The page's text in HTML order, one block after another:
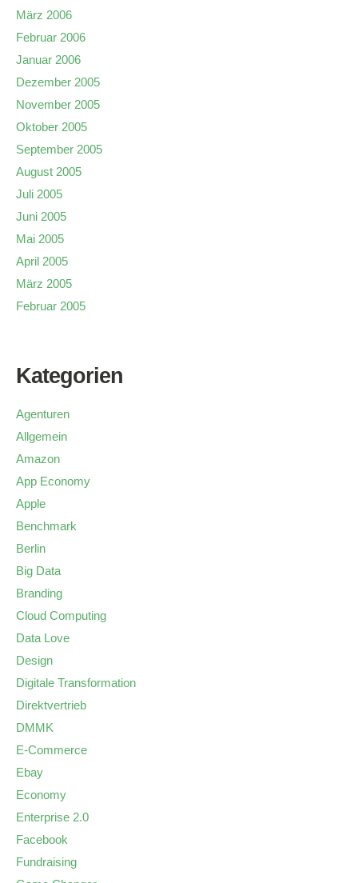
März 2006
Februar 2006
Januar 2006
Dezember 2005
November 2005
Oktober 2005
September 2005
August 2005
Juli 2005
Juni 2005
Mai 2005
April 2005
März 2005
Februar 2005
Kategorien
Agenturen
Allgemein
Amazon
App Economy
Apple
Benchmark
Berlin
Big Data
Branding
Cloud Computing
Data Love
Design
Digitale Transformation
Direktvertrieb
DMMK
E-Commerce
Ebay
Economy
Enterprise 2.0
Facebook
Fundraising